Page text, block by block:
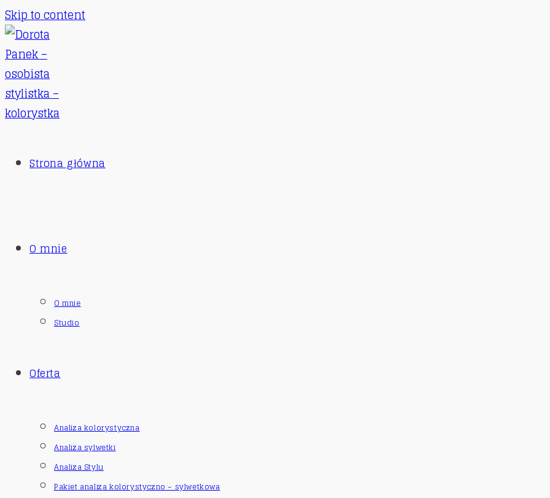
Skip to content
Strona główna
O mnie
O mnie
Studio
Oferta
Analiza kolorystyczna
Analiza sylwetki
Analiza Stylu
Pakiet analiza kolorystyczno – sylwetkowa